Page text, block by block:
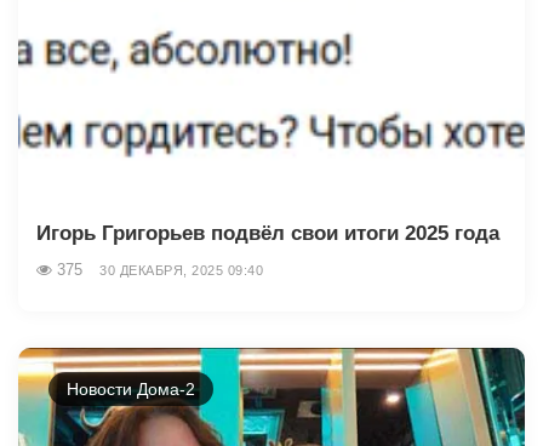
Игорь Григорьев подвёл свои итоги 2025 года
375 30 ДЕКАБРЯ, 2025 09:40
Новости Дома-2